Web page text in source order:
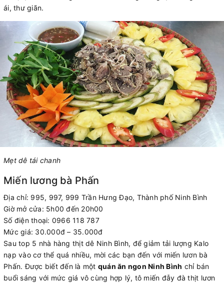
ái, thư giãn.
Mẹt dê tái chanh
Miến lương bà Phấn
Địa chỉ: 995, 997, 999 Trần Hưng Đạo, Thành phố Ninh Bình
Giờ mở cửa: 5h00 đến 20h00
Số điện thoại: 0966 118 787
Mức giá: 30.000đ – 35.000đ
Sau top 5 nhà hàng thịt dê Ninh Bình, để giảm tải lượng Kalo
nạp vào cơ thể quá nhiều, mời các bạn đến với miến lươn bà
Phấn. Được biết đến là một quán ăn ngon Ninh Bình chỉ bán
buổi sáng với mức giá vô cùng hợp lý, tô miến đẫy đà thịt lươn